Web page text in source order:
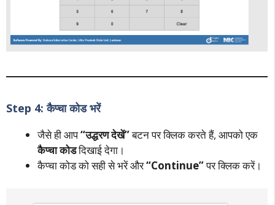
Step 4: कैप्चा कोड भरें
जैसे ही आप“उद्धरण देखें”बटन पर क्लिक करते हैं, आपको एक
कैप्चा कोडदिखाई देगा।
कैप्चा कोड को सही से भरें और“Continue”पर क्लिक करें।